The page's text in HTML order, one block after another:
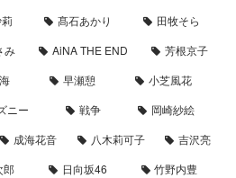
髙石あかり
田牧そら
み AiNA THE END
芳根京子
早瀬憩
小芝風花
ニー 戦争
岡崎紗絵
成海花音 八木莉可子
吉沢亮
郎 日向坂46
竹野内豊